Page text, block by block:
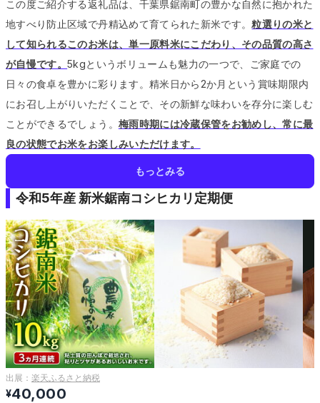
この度ご紹介する返礼品は、千葉県鋸南町の豊かな自然に抱かれた
地すべり防止区域で丹精込めて育てられた新米です。粒選りの米と
して知られるこのお米は、単一原料米にこだわり、その品質の高さ
が自慢です。5kgというボリュームも魅力の一つで、ご家庭での
日々の食卓を豊かに彩ります。 精米日から2か月という賞味期限内
にお召し上がりいただくことで、その新鮮な味わいを存分に楽しむ
ことができるでしょう。 梅雨時期には冷蔵保管をお勧めし、常に最
良の状態でお米をお楽しみいただけます。
もっとみる
令和5年産 新米鋸南コシヒカリ定期便
出展： 楽天ふるさと納税
¥40,000